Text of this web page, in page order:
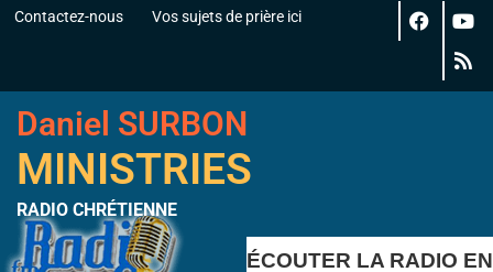
Contactez-nous Vos sujets de prière ici
Daniel SURBON
MINISTRIES
RADIO CHRÉTIENNE
ÉCOUTER LA RADIO EN